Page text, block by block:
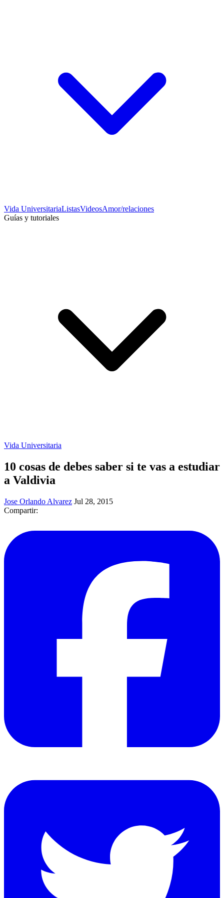
Vida UniversitariaListasVideosAmor/relaciones
Guías y tutoriales
Vida Universitaria
10 cosas de debes saber si te vas a estudiar
a Valdivia
Jose Orlando Alvarez Jul 28, 2015
Compartir: